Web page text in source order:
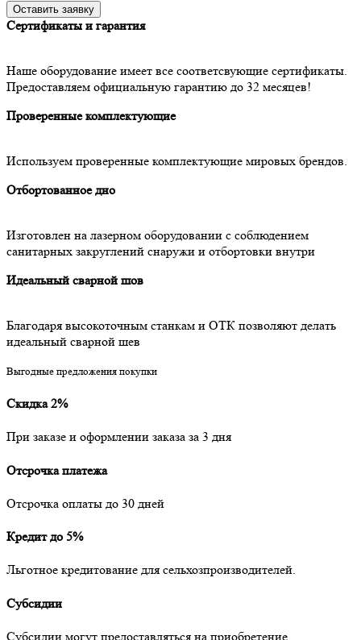
Сертификаты и гарантия
Наше оборудование имеет все соответсвующие сертификаты.
Предоставляем официальную гарантию до 32 месяцев!
Проверенные комплектующие
Используем проверенные комплектующие мировых брендов.
Отбортованное дно
Изготовлен на лазерном оборудовании с соблюдением
санитарных закруглений снаружи и отбортовки внутри
Идеальный сварной шов
Благодаря высокоточным станкам и ОТК позволяют делать
идеальный сварной шев
Выгодные предложения покупки
Скидка 2%
При заказе и оформлении заказа за 3 дня
Отсрочка платежа
Отсрочка оплаты до 30 дней
Кредит до 5%
Льготное кредитование для сельхозпроизводителей.
Субсидии
Субсидии могут предоставляться на приобретение